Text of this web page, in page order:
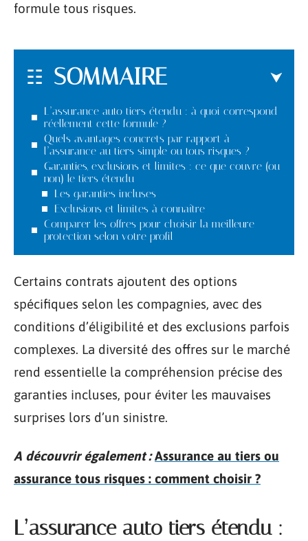
formule tous risques.
SOMMAIRE
L’assurance auto tiers étendu : à quoi correspond
réellement cette formule ?
Quels avantages concrets par rapport à
l’assurance au tiers simple ou tous risques ?
Garanties, exclusions et limites : ce que couvre (ou
non) le tiers étendu
Les garanties incluses
Exclusions et limites à connaître
Comparer les offres pour choisir la meilleure
protection selon votre profil
Certains contrats ajoutent des options
spécifiques selon les compagnies, avec des
conditions d’éligibilité et des exclusions parfois
complexes. La diversité des offres sur le marché
rend essentielle la compréhension précise des
garanties incluses, pour éviter les mauvaises
surprises lors d’un sinistre.
A découvrir également : Assurance au tiers ou
assurance tous risques : comment choisir ?
L’assurance auto tiers étendu :